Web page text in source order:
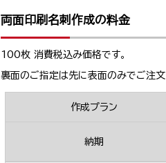
両面印刷名刺作成の料金
100枚 消費税込み価格です。
裏面のご指定は先に表面のみでご注文
作成プラン
納期